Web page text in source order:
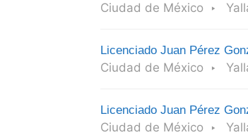
Ciudad de México
Licenciado Juan Pérez
Ciudad de México
Licenciado Juan Pérez
Ciudad de México